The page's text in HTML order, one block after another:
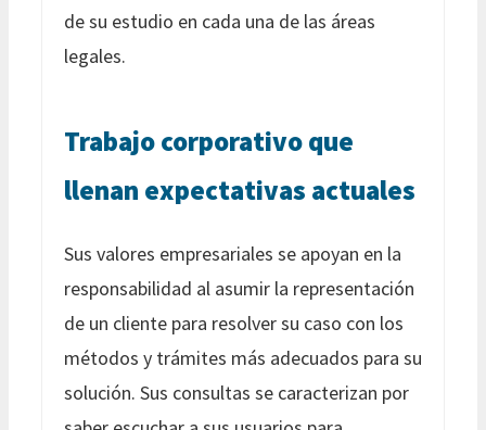
de su estudio en cada una de las áreas
legales.
Trabajo corporativo que
llenan expectativas actuales
Sus valores empresariales se apoyan en la
responsabilidad al asumir la representación
de un cliente para resolver su caso con los
métodos y trámites más adecuados para su
solución. Sus consultas se caracterizan por